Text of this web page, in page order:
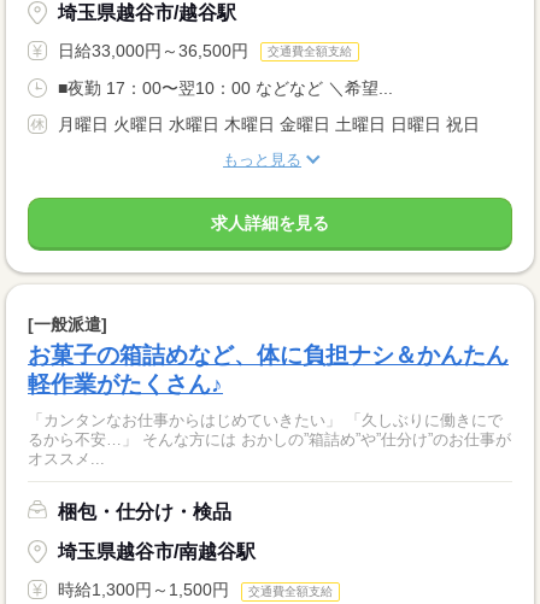
埼玉県越谷市/越谷駅
日給33,000円～36,500円 交通費全額支給
■夜勤 17：00〜翌10：00 などなど ＼希望...
月曜日 火曜日 水曜日 木曜日 金曜日 土曜日 日曜日 祝日
もっと見る
求人詳細を見る
[一般派遣]
お菓子の箱詰めなど、体に負担ナシ＆かんたん
軽作業がたくさん♪
「カンタンなお仕事からはじめていきたい」 「久しぶりに働きにで
るから不安…」 そんな方には おかしの”箱詰め”や”仕分け”のお仕事が
オススメ...
梱包・仕分け・検品
埼玉県越谷市/南越谷駅
時給1,300円～1,500円 交通費全額支給